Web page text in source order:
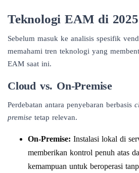
Teknologi EAM di 2025
Sebelum masuk ke analisis spesifik
memahami tren teknologi yang
EAM saat ini.
Cloud vs. On-Premise
Perdebatan antara penyebaran berbasis
premise tetap relevan.
On-Premise: Instalasi lokal di
memberikan kontrol penuh atas
kemampuan untuk beroperasi